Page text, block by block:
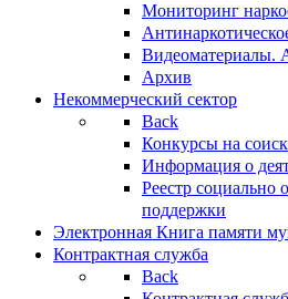
Мониторинг
Видеоматериалы.
Архив
Некоммерческий сектор
Back
Конкурсы на
Информация о
Реестр социально
поддержки
Электронная Книга памяти
Контрактная служба
Back